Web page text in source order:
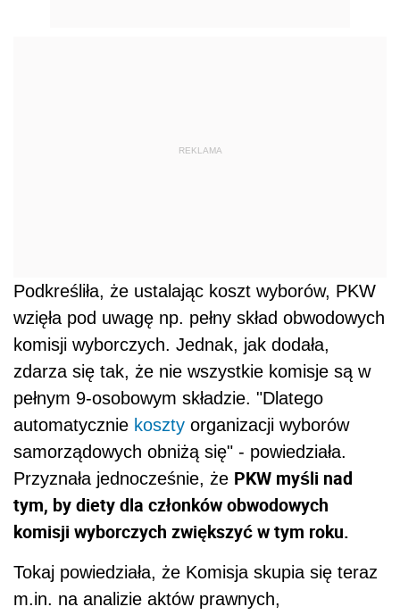
REKLAMA
Podkreśliła, że ustalając koszt wyborów, PKW
wzięła pod uwagę np. pełny skład obwodowych
komisji wyborczych. Jednak, jak dodała,
zdarza się tak, że nie wszystkie komisje są w
pełnym 9-osobowym składzie. "Dlatego
automatycznie koszty organizacji wyborów
samorządowych obniżą się" - powiedziała.
Przyznała jednocześnie, że PKW myśli nad
tym, by diety dla członków obwodowych
komisji wyborczych zwiększyć w tym roku.
Tokaj powiedziała, że Komisja skupia się teraz
m.in. na analizie aktów prawnych,